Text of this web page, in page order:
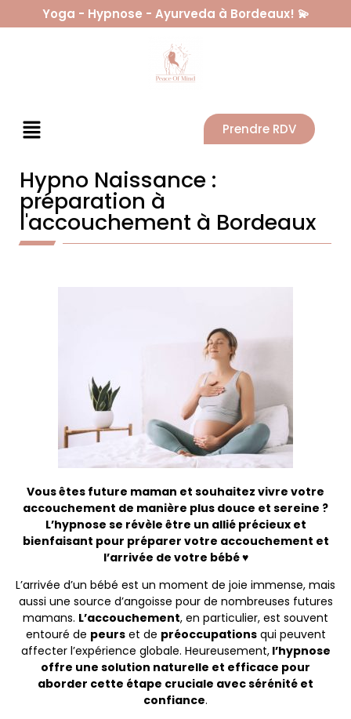
Yoga - Hypnose - Ayurveda à Bordeaux! 💫
Prendre RDV
Hypno Naissance :
préparation à
l'accouchement à Bordeaux
Vous êtes future maman et souhaitez vivre votre
accouchement de manière plus douce et sereine ?
L’hypnose se révèle être un allié précieux et
bienfaisant pour préparer votre accouchement et
l’arrivée de votre bébé ♥
L’arrivée d’un bébé est un moment de joie immense, mais
aussi une source d’angoisse pour de nombreuses futures
mamans. L’accouchement, en particulier, est souvent
entouré de peurset de préoccupationsqui peuvent
affecter l’expérience globale. Heureusement,l’hypnose
offre une solution naturelle et efficace pour
aborder cette étape cruciale avec sérénité et
confiance.